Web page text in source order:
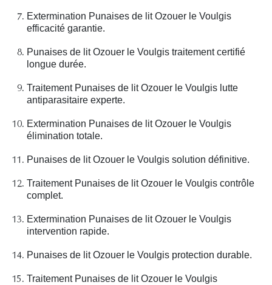
Extermination Punaises de lit Ozouer le Voulgis
efficacité garantie.
Punaises de lit Ozouer le Voulgis traitement certifié
longue durée.
Traitement Punaises de lit Ozouer le Voulgis lutte
antiparasitaire experte.
Extermination Punaises de lit Ozouer le Voulgis
élimination totale.
Punaises de lit Ozouer le Voulgis solution définitive.
Traitement Punaises de lit Ozouer le Voulgis contrôle
complet.
Extermination Punaises de lit Ozouer le Voulgis
intervention rapide.
Punaises de lit Ozouer le Voulgis protection durable.
Traitement Punaises de lit Ozouer le Voulgis